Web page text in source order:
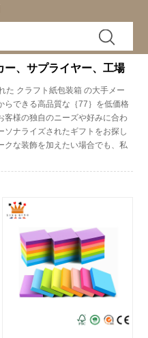
ー、サプライヤー、工場
た クラフト紙包装箱 の大手メー
らできる高品質な｛77｝を低価格
客様の独自のニーズや好みに合わ
ナライズされたギフトをお探し
クな装飾を加えたい場合でも、私